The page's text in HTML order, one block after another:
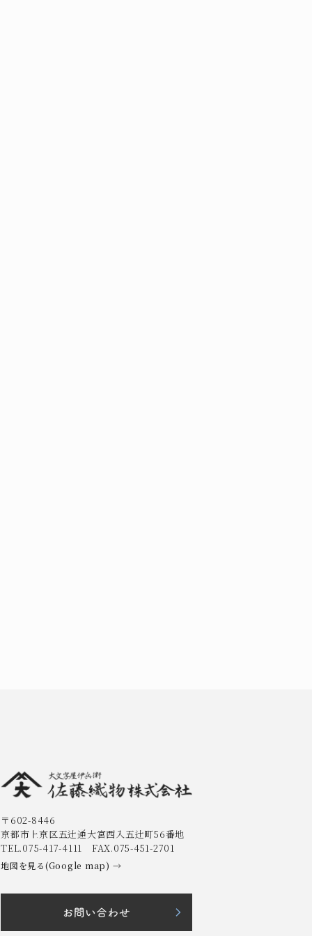
〒602-8446
京都市上京区五辻通大宮西入五辻町56番地
TEL.075-417-4111 FAX.075-451-2701
地図を見る(Google map) →